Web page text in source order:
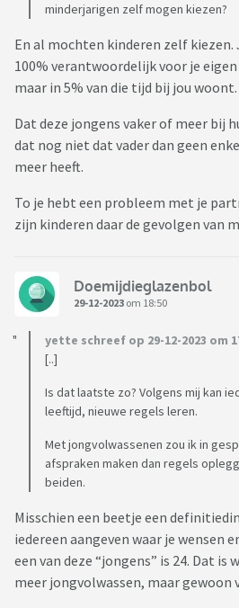
minderjarigen zelf mogen kiezen?
En al mochten kinderen zelf
100% verantwoordelijk voor je
maar in 5% van die tijd bij jou woont.
Dat deze jongens vaker of meer bij
dat nog niet dat vader dan geen
meer heeft.
To je hebt een probleem met je
zijn kinderen daar de gevolgen van
Doemijdieglazenbol
29-12-2023 om 18:50
yette schreef op 29-12-2023 om
[..]
Is dat laatste zo? Volgens mij kan
leeftijd, nieuwe regels leren.
Met jongvolwassenen zou ik in
afspraken maken dan regels
beiden.
Misschien een beetje een
iedereen aangeven waar je wensen
een van deze “jongens” is 24. Dat
meer jongvolwassen, maar gewoon